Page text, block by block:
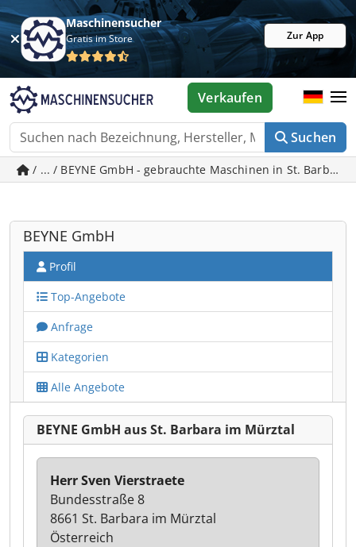
Maschinensucher
Gratis im Store Zur App
Suchen
Verkaufen
/ ... / BEYNE GmbH - gebrauchte Maschinen in St.
BEYNE GmbH
Profil
Top-Angebote
Anfrage
Kategorien
Alle Angebote
BEYNE GmbH aus St. Barbara im Mürztal
Herr Sven Vierstraete
Bundesstraße 8
8661 St. Barbara im Mürztal
Österreich